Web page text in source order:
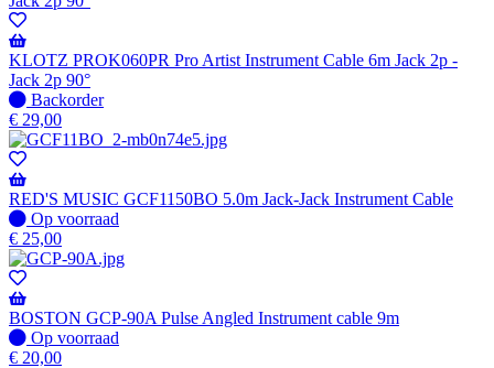
KLOTZ PROK060PR Pro Artist Instrument Cable 6m Jack 2p -
Jack 2p 90°
Niet
op
voorraad
-
Wordt
verzonden
wanneer
beschikbaar
Backorder
€ 29,00
RED'S MUSIC GCF1150BO 5.0m Jack-Jack Instrument Cable
Op
voorraad
Op voorraad
€ 25,00
BOSTON GCP-90A Pulse Angled Instrument cable 9m
Op
voorraad
Op voorraad
€ 20,00